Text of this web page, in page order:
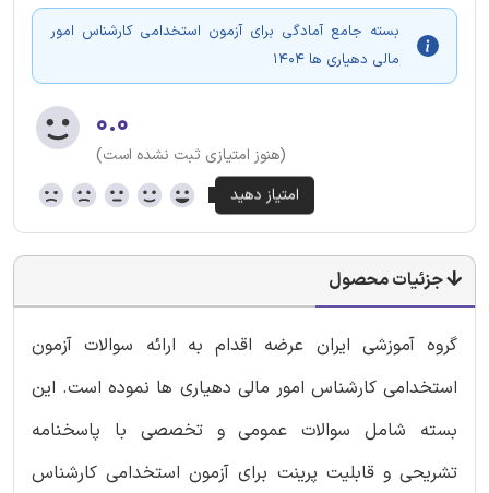
بسته جامع آمادگی برای آزمون استخدامی کارشناس امور
مالی دهیاری ها 1404
۰.۰
(هنوز امتیازی ثبت نشده است)
جزئیات محصول
گروه آموزشی ایران عرضه اقدام به ارائه سوالات آزمون
استخدامی کارشناس امور مالی دهیاری ها نموده است. این
بسته شامل سوالات عمومی و تخصصی با پاسخنامه
تشریحی و قابلیت پرینت برای آزمون استخدامی کارشناس